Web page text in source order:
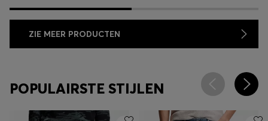
ZIE MEER PRODUCTEN
POPULAIRSTE STIJLEN